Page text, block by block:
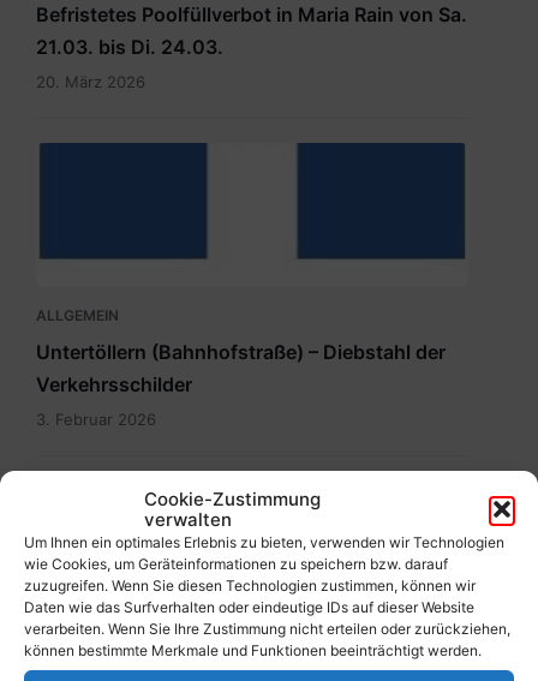
Cookie-Zustimmung
verwalten
Um Ihnen ein optimales Erlebnis zu bieten, verwenden wir Technologien
wie Cookies, um Geräteinformationen zu speichern bzw. darauf
zuzugreifen. Wenn Sie diesen Technologien zustimmen, können wir
Daten wie das Surfverhalten oder eindeutige IDs auf dieser Website
verarbeiten. Wenn Sie Ihre Zustimmung nicht erteilen oder zurückziehen,
können bestimmte Merkmale und Funktionen beeinträchtigt werden.
Befristetes Poolfüllverbot in Maria Rain von Sa.
21.03. bis Di. 24.03.
20. März 2026
ALLGEMEIN
Untertöllern (Bahnhofstraße) – Diebstahl der
Verkehrsschilder
3. Februar 2026
ALLGEMEIN